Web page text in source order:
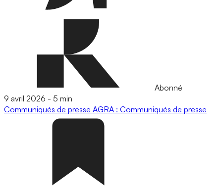
Abonné
9 avril 2026 - 5 min
Communiqués de presse AGRA : Communiqués de presse